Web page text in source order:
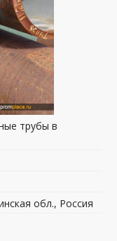
трубы в
обл., Россия